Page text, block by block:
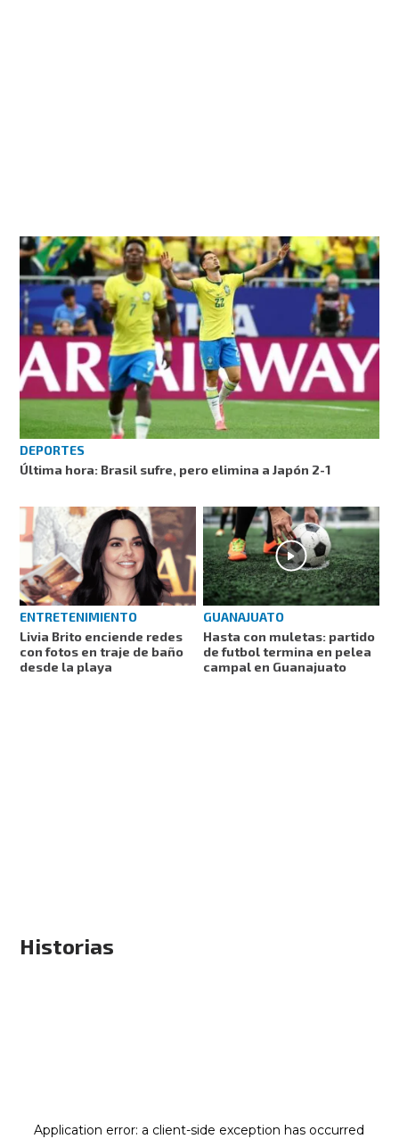
DEPORTES
Última hora: Brasil sufre, pero elimina a Japón 2-1
ENTRETENIMIENTO
Livia Brito enciende redes
con fotos en traje de baño
desde la playa
GUANAJUATO
Hasta con muletas: partido
de futbol termina en pelea
campal en Guanajuato
Historias